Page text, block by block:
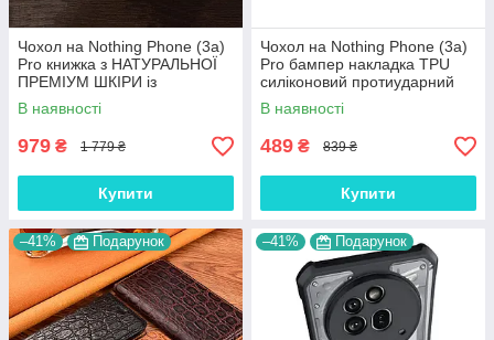
Чохол на Nothing Phone (3a)
Pro книжка з НАТУРАЛЬНОЇ
ПРЕМІУМ ШКІРИ із
підставкою протиударний
магнітний 3D "CROCOHEAD"
В наявності
979 ₴ 1 779 ₴
Купити
Чохол на Nothing Phone (3a)
Pro бампер накладка TPU
силіконовий протиударний
оригінальний "ROG-ARMOR"
В наявності
489 ₴ 839 ₴
Купити
–41% Подарунок –41% Подарунок